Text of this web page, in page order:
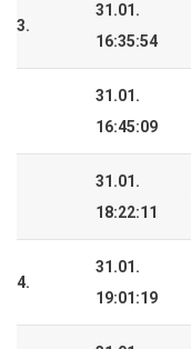
3.
31.01.
16:35:54
31.01.
16:45:09
31.01.
18:22:11
4.
31.01.
19:01:19